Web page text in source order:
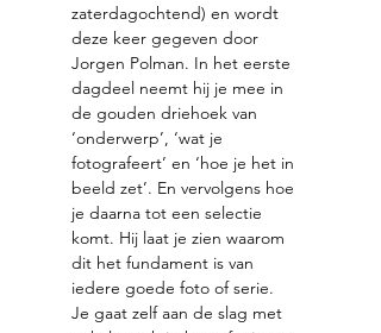
zaterdagochtend) en wordt
deze keer gegeven door
Jorgen Polman. In het eerste
dagdeel neemt hij je mee in
de gouden driehoek van
‘onderwerp’, ‘wat je
fotografeert’ en ‘hoe je het in
beeld zet’. En vervolgens hoe
je daarna tot een selectie
komt. Hij laat je zien waarom
dit het fundament is van
iedere goede foto of serie.
Je gaat zelf aan de slag met